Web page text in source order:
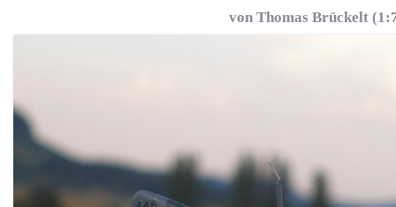
von Thomas Brückelt